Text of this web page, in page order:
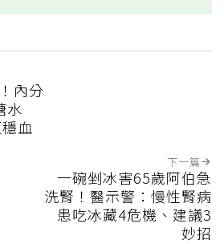
內分
水
血
下一篇
一碗剉冰害65歲阿伯急
洗腎！醫示警：慢性腎病
患吃冰藏4危機、建議3
妙招